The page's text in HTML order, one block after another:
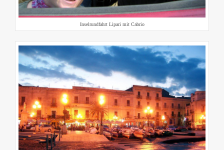
Inselrundfahrt Lipari mit Cabrio